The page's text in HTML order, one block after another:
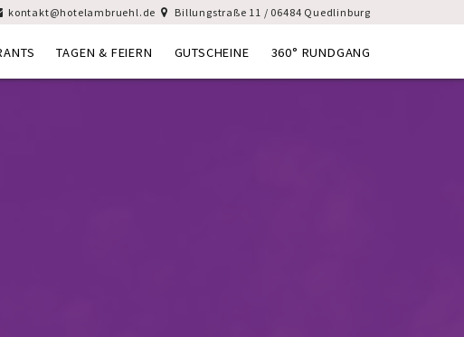
kontakt@hotelambruehl.de Billungstraße 11 / 06484 Quedlinburg
TAGEN & FEIERN GUTSCHEINE 360° RUNDGANG